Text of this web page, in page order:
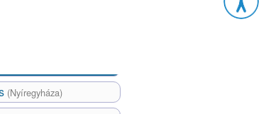
(Nyíregyháza)